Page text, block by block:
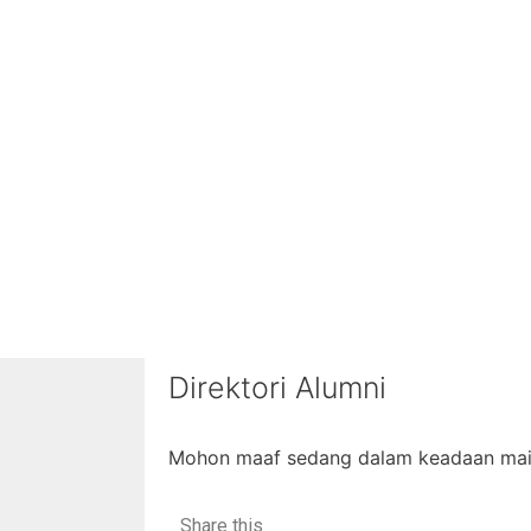
Direktori Alumni
Mohon maaf sedang dalam keadaan
Share this